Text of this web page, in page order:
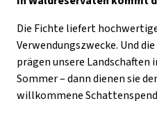
Die Fichte liefert
Verwendungszwecke. Und
prägen unsere Landschaften
Sommer – dann dienen sie
willkommene